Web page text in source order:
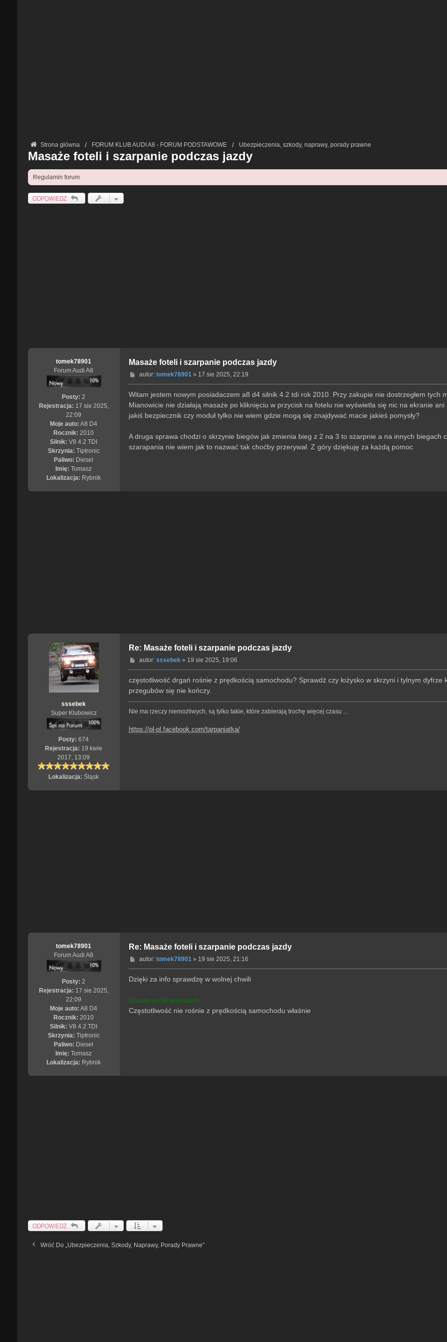
Strona główna FORUM KLUB AUDI A8 - FORUM PODSTAWOWE Ubezpieczenia, szkody, naprawy, porady prawne
Masaże foteli i szarpanie podczas jazdy
Regulamin forum
ODPOWIEDZ
tomek78901
Forum Audi A8
Posty: 2
Rejestracja: 17 sie 2025,
22:09
Moje auto: A8 D4
Rocznik: 2010
Silnik: V8 4.2 TDI
Skrzynia: Tiptronic
Paliwo: Diesel
Imię: Tomasz
Lokalizacja: Rybnik
Masaże foteli i szarpanie podczas jazdy
P
o
s
autor: tomek78901» 17 sie 2025, 22:19
Witam jestem nowym posiadaczem a8 d4 silnik 4.2 tdi rok 2010. Przy zakupie nie dostrzegłem tych
Mianowicie nie działają masaże po kliknięciu w przycisk na fotelu nie wyświetla się nic na ekranie
jakiś bezpiecznik czy moduł tylko nie wiem gdzie mogą się znajdywać macie jakieś pomysły?
A druga sprawa chodzi o skrzynie biegów jak zmienia bieg z 2 na 3 to szarpnie a na innych
szarapania nie wiem jak to nazwać tak choćby przerywał. Z góry dziękuję za każdą pomoc
sssebek
Super Klubowicz
Posty: 674
Rejestracja: 19 kwie
2017, 13:09
Lokalizacja: Śląsk
Re: Masaże foteli i szarpanie podczas jazdy
P
o
s
t
autor: sssebek» 19 sie 2025, 19:06
częstotliwość drgań rośnie z prędkością samochodu? Sprawdź czy łożysko w skrzyni i tylnym
przegubów się nie kończy.
Nie ma rzeczy niemożliwych, są tylko takie, które zabierają trochę więcej czasu ...
https://pl-pl.facebook.com/tarpaniatka/
tomek78901
Forum Audi A8
Posty: 2
Rejestracja: 17 sie 2025,
22:09
Moje auto: A8 D4
Rocznik: 2010
Silnik: V8 4.2 TDI
Skrzynia: Tiptronic
Paliwo: Diesel
Imię: Tomasz
Lokalizacja: Rybnik
Re: Masaże foteli i szarpanie podczas jazdy
P
o
s
autor: tomek78901» 19 sie 2025, 21:16
Dzięki za info sprawdzę w wolnej chwili
Dodano po 39 sekundach:
Częstotliwość nie rośnie z prędkością samochodu właśnie
ODPOWIEDZ
Wróć Do „Ubezpieczenia, Szkody, Naprawy, Porady Prawne”